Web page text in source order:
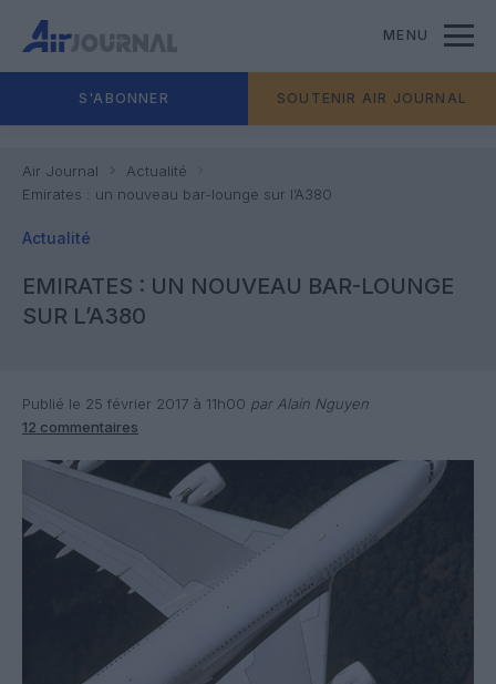
MENU
S'ABONNER SOUTENIR AIR JOURNAL
Air Journal
Actualité
Emirates : un nouveau bar-lounge sur l’A380
Actualité
EMIRATES : UN NOUVEAU BAR-LOUNGE
SUR L’A380
Publié le 25 février 2017 à 11h00 par Alain Nguyen
12 commentaires